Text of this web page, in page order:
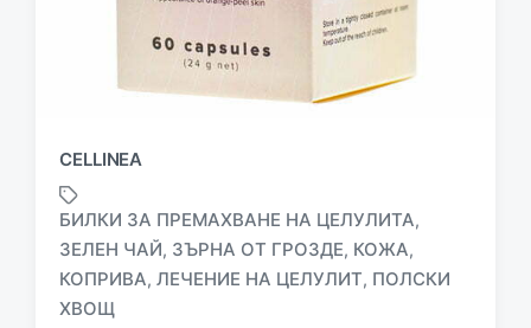
CELLINEA
a
g
БИЛКИ ЗА ПРЕМАХВАНЕ НА ЦЕЛУЛИТА,
ЗЕЛЕН ЧАЙ, ЗЪРНА ОТ ГРОЗДЕ, КОЖА,
КОПРИВА, ЛЕЧЕНИЕ НА ЦЕЛУЛИТ, ПОЛСКИ
ХВОЩ